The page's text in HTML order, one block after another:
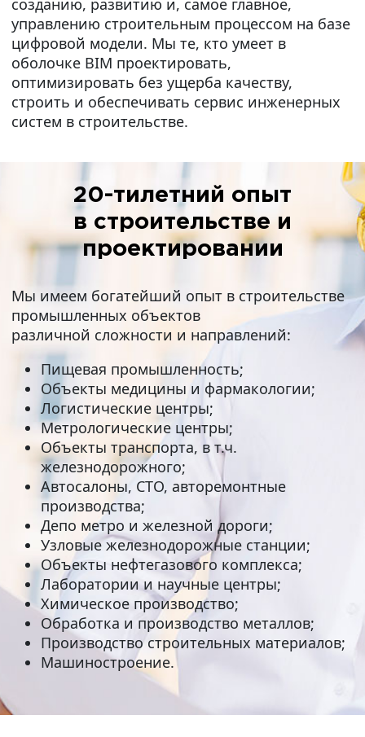
управлению строительным процессом на базе
цифровой модели. Мы те, кто умеет в
оболочке BIM проектировать,
оптимизировать без ущерба качеству,
строить и обеспечивать сервис инженерных
систем в строительстве.
20-тилетний опыт
в строительстве и
проектировании
Мы имеем богатейший опыт в строительстве
промышленных объектов
различной сложности и направлений:
Пищевая промышленность;
Объекты медицины и фармакологии;
Логистические центры;
Метрологические центры;
Объекты транспорта, в т.ч.
железнодорожного;
Автосалоны, СТО, авторемонтные
производства;
Депо метро и железной дороги;
Узловые железнодорожные станции;
Объекты нефтегазового комплекса;
Лаборатории и научные центры;
Химическое производство;
Обработка и производство металлов;
Производство строительных материалов;
Машиностроение.